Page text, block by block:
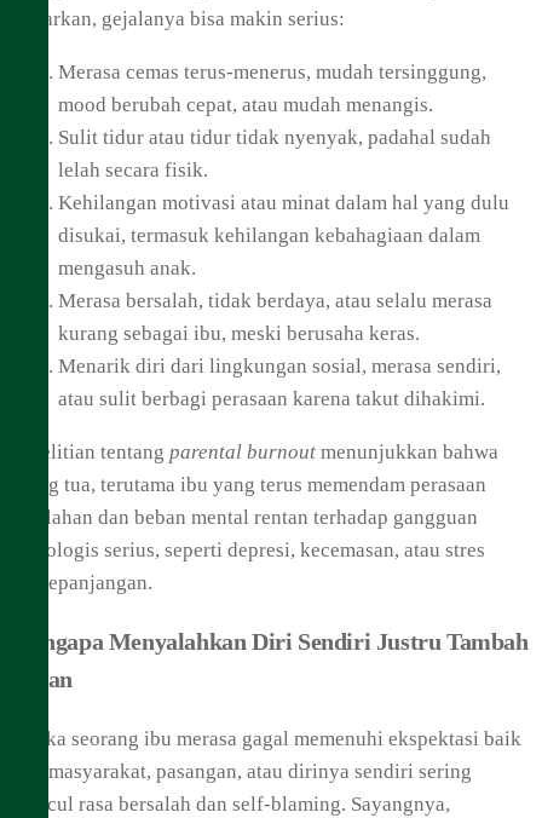
dibiarkan, gejalanya bisa makin serius:
Merasa cemas terus-menerus, mudah tersinggung,
mood berubah cepat, atau mudah menangis.
Sulit tidur atau tidur tidak nyenyak, padahal sudah
lelah secara fisik.
Kehilangan motivasi atau minat dalam hal yang dulu
disukai, termasuk kehilangan kebahagiaan dalam
mengasuh anak.
Merasa bersalah, tidak berdaya, atau selalu merasa
kurang sebagai ibu, meski berusaha keras.
Menarik diri dari lingkungan sosial, merasa sendiri,
atau sulit berbagi perasaan karena takut dihakimi.
Penelitian tentang parental burnout menunjukkan bahwa
orang tua, terutama ibu yang terus memendam perasaan
kelelahan dan beban mental rentan terhadap gangguan
psikologis serius, seperti depresi, kecemasan, atau stres
berkepanjangan.
Mengapa Menyalahkan Diri Sendiri Justru Tambah
Beban
Ketika seorang ibu merasa gagal memenuhi ekspektasi baik
dari masyarakat, pasangan, atau dirinya sendiri sering
muncul rasa bersalah dan self-blaming. Sayangnya,